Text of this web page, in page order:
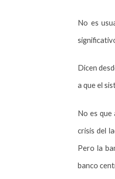
No es
Dicen
a que el
No es que
crisis del
Pero la
banco